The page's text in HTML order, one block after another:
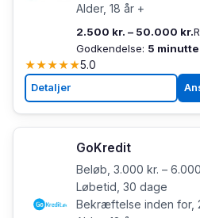
Alder, 18 år +
2.500 kr. – 50.000 kr.
Godkendelse: 5
★★★★★5.0
Detaljer
GoKredit
Beløb, 3.000 kr. –
Løbetid, 30 dage
Bekræftelse inden for,